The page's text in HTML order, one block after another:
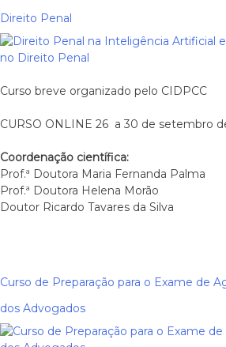
Direito Penal
Curso breve organizado pelo CIDPCC
CURSO ONLINE 26 a 30 de setembro
Coordenação científica:
Prof.ª Doutora Maria Fernanda Palma
Prof.ª Doutora Helena Morão
Doutor Ricardo Tavares da Silva
Curso de Preparação para o Exame de
dos Advogados